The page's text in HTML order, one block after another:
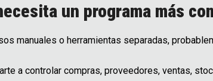
un programa más
manuales o herramientas separadas,
a controlar compras, proveedores, ventas,